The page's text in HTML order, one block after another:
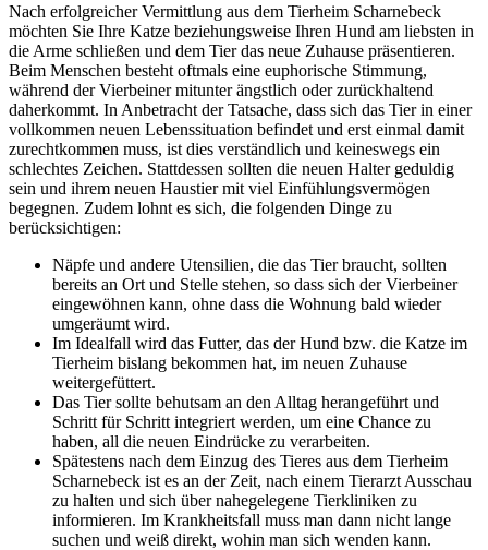
Nach erfolgreicher Vermittlung aus dem Tierheim Scharnebeck
möchten Sie Ihre Katze beziehungsweise Ihren Hund am liebsten in
die Arme schließen und dem Tier das neue Zuhause präsentieren.
Beim Menschen besteht oftmals eine euphorische Stimmung,
während der Vierbeiner mitunter ängstlich oder zurückhaltend
daherkommt. In Anbetracht der Tatsache, dass sich das Tier in einer
vollkommen neuen Lebenssituation befindet und erst einmal damit
zurechtkommen muss, ist dies verständlich und keineswegs ein
schlechtes Zeichen. Stattdessen sollten die neuen Halter geduldig
sein und ihrem neuen Haustier mit viel Einfühlungsvermögen
begegnen. Zudem lohnt es sich, die folgenden Dinge zu
berücksichtigen:
Näpfe und andere Utensilien, die das Tier braucht, sollten
bereits an Ort und Stelle stehen, so dass sich der Vierbeiner
eingewöhnen kann, ohne dass die Wohnung bald wieder
umgeräumt wird.
Im Idealfall wird das Futter, das der Hund bzw. die Katze im
Tierheim bislang bekommen hat, im neuen Zuhause
weitergefüttert.
Das Tier sollte behutsam an den Alltag herangeführt und
Schritt für Schritt integriert werden, um eine Chance zu
haben, all die neuen Eindrücke zu verarbeiten.
Spätestens nach dem Einzug des Tieres aus dem Tierheim
Scharnebeck ist es an der Zeit, nach einem Tierarzt Ausschau
zu halten und sich über nahegelegene Tierkliniken zu
informieren. Im Krankheitsfall muss man dann nicht lange
suchen und weiß direkt, wohin man sich wenden kann.